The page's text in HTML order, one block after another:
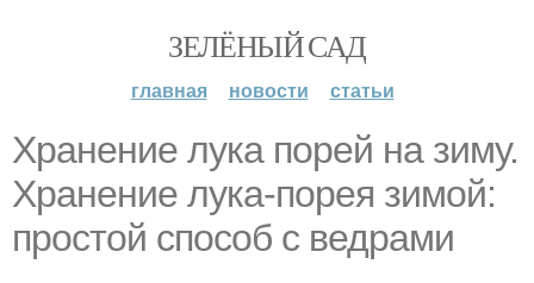
ЗЕЛЁНЫЙ САД
главная новости статьи
Хранение лука порей на зиму.
Хранение лука-порея зимой:
простой способ с ведрами